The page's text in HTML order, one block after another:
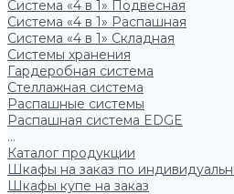
Система «4 в 1» Подвесная
Система «4 в 1» Распашная
Система «4 в 1» Складная
Системы хранения
Гардеробная система
Стеллажная система
Распашные системы
Распашная система EDGE
...
Каталог продукции
Шкафы на заказ по
Шкафы купе на заказ